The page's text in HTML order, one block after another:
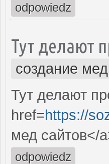
odpowiedz
Тут делают
создание
Тут делают
href=https://
мед сайтов</
odpowiedz